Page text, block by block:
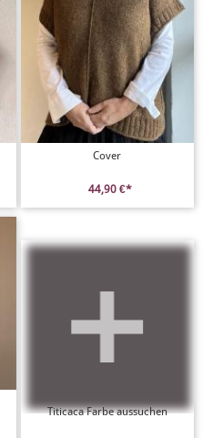
Cover
44,90 €*
Titicaca Farbe aussuchen